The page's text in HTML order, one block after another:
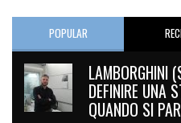
POPULAR
LAMBORGHINI
DEFINIRE UNA
QUANDO SI